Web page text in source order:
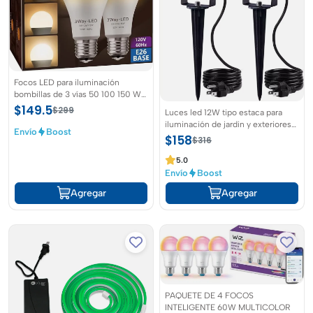
Focos LED para iluminación
bombillas de 3 vías 50 100 150 W
color blanco cálido 3000 K
$149.5$299
Envío Boost
Agregar
Luces led 12W tipo estaca para
iluminación de jardin y exteriores
color de luz calido 2 piezas
$158$316
5.0
Envío Boost
Agregar
PAQUETE DE 4 FOCOS
INTELIGENTE 60W MULTICOLOR